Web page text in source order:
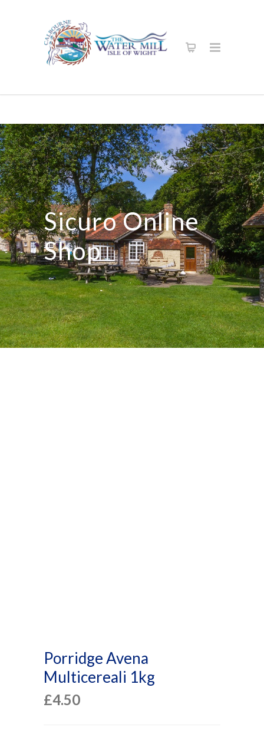
Sicuro Online
Shop
Porridge Avena
Multicereali 1kg
£4.50